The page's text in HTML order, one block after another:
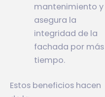
mantenimiento y
asegura la
integridad de la
fachada por más
tiempo.
Estos beneficios hacen